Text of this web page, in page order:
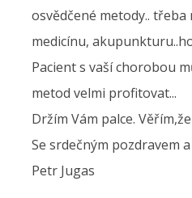
osvědčené metody..
medicínu,
Pacient s vaší chorobou
metod velmi profitovat...
Držím Vám palce.
Se srdečným pozdravem
Petr Jugas